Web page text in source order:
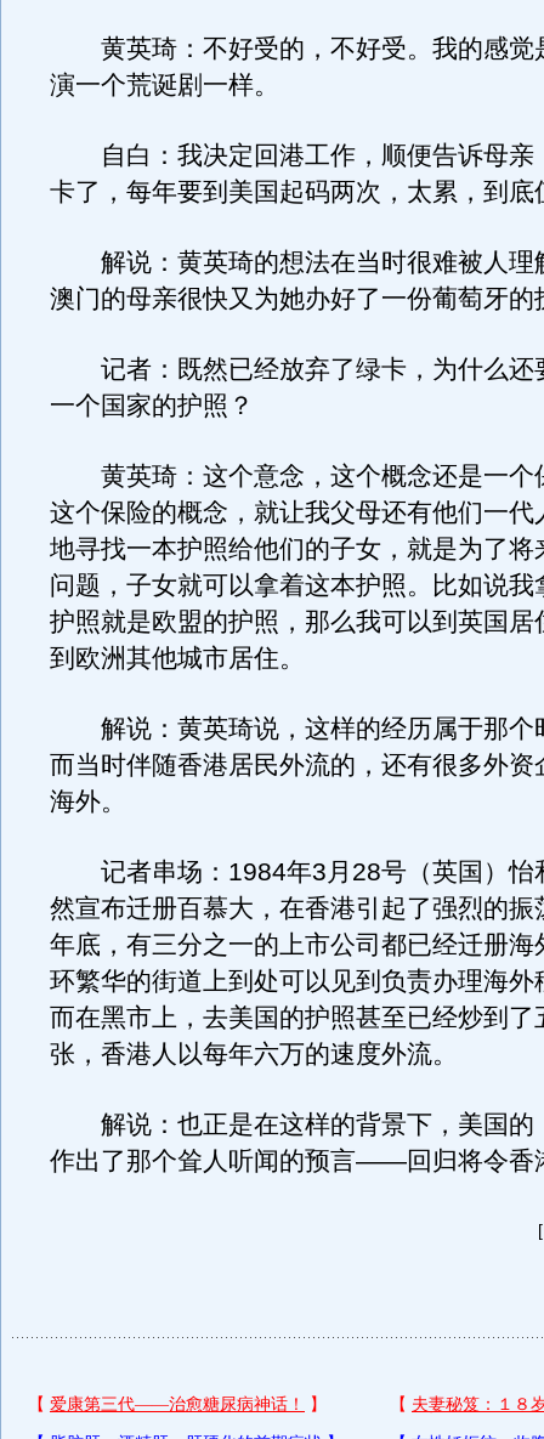
黄英琦：不好受的，不好受。我的感觉
演一个荒诞剧一样。
自白：我决定回港工作，顺便告诉母亲
卡了，每年要到美国起码两次，太累，到底
解说：黄英琦的想法在当时很难被人理
澳门的母亲很快又为她办好了一份葡萄牙的
记者：既然已经放弃了绿卡，为什么还
一个国家的护照？
黄英琦：这个意念，这个概念还是一个
这个保险的概念，就让我父母还有他们一代
地寻找一本护照给他们的子女，就是为了将
问题，子女就可以拿着这本护照。比如说我
护照就是欧盟的护照，那么我可以到英国居
到欧洲其他城市居住。
解说：黄英琦说，这样的经历属于那个
而当时伴随香港居民外流的，还有很多外资
海外。
记者串场：1984年3月28号（英国）怡
然宣布迁册百慕大，在香港引起了强烈的
年底，有三分之一的上市公司都已经迁册海
环繁华的街道上到处可以见到负责办理海外
而在黑市上，去美国的护照甚至已经炒到了
张，香港人以每年六万的速度外流。
解说：也正是在这样的背景下，美国的
作出了那个耸人听闻的预言——回归将令香